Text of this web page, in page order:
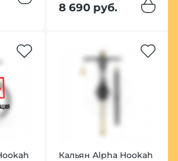
8 690 руб.
Кальян Alpha Hookah